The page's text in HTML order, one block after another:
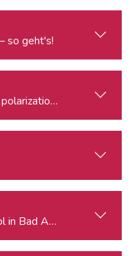
so geht's!
and their
Bad Aussee